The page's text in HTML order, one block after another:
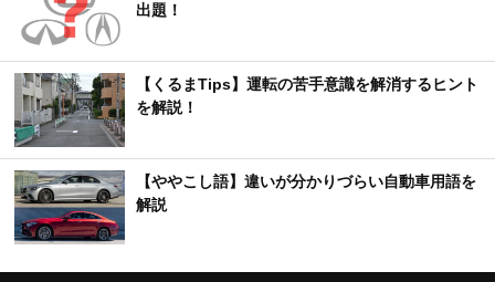
出題！
【くるまTips】運転の苦手意識を解消するヒント
を解説！
【ややこし語】違いが分かりづらい自動車用語を
解説